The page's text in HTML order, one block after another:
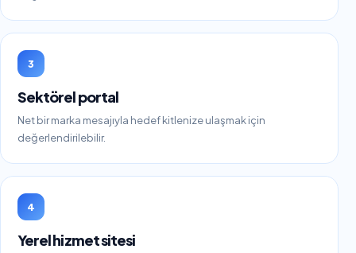
3
Sektörel portal
Net bir marka mesajıyla hedef kitlenize ulaşmak için
değerlendirilebilir.
4
Yerel hizmet sitesi